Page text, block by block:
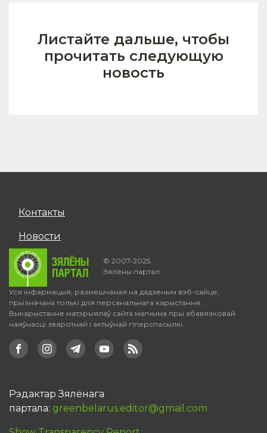
Листайте дальше, чтобы
прочитать следующую
новость
Контакты
Новости
© 2007-2025.
Зялёны партал
Уся інфармацыя, размешчаная на дадзеным вэб-сайце,
прызначана толькі для персанальнага карыстання.
Выкарыстанне матэрыялаў сайта магчыма пры абавязковай
наяўнасці зваротнай і актыўнай гіперспасылкі.
Рэдактар Зялёнага
партала: greenbelarus.editor@gmail.com